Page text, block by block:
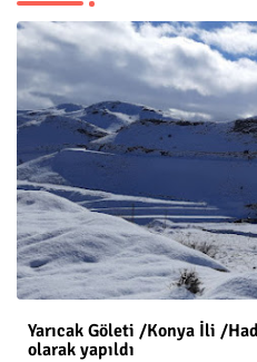
Yarıcak Göleti /Konya İli /
olarak yapıldı